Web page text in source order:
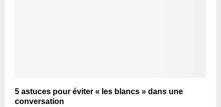
5 astuces pour éviter « les blancs » dans une
conversation